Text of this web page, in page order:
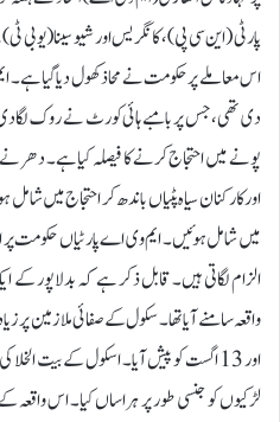
پارٹی (این سی پی)، کانگریس اور شیو سینا
اس معاملے پر حکومت نے محاذ کھول دیا گیا
دی تھی، جس پر بامبے ہائی کورٹ نے روک
پونے میں احتجاج کرنے کا فیصلہ کیا ہے۔
اور کارکنان سیاہ پٹیاں باندھ کر احتجاج میں
میں شامل ہوئیں۔ ایم وی اے پارٹیاں حکومت
الزام لگاتی ہیں۔ قابل ذکر ہے کہ بدلاپور
اور 13 اگست کو پیش آیا۔ اسکول کے بیت
لڑکیوں کو جنسی طور پر ہراساں کیا۔ اس